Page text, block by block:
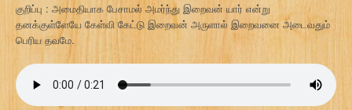
குறிப்பு : அமைதியாக பேசாமல் அமர்ந்து இறைவன் யார் என்று
தனக்குள்ளேயே கேள்வி கேட்டு இறைவன் அருளால் இறைவனை அடைவதும்
பெரிய தவமே.